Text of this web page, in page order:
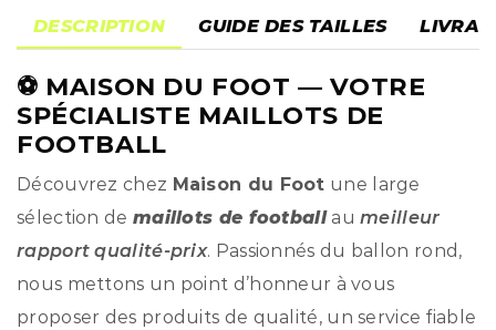
DESCRIPTION GUIDE DES TAILLES
⚽ MAISON DU FOOT — VOTRE
SPÉCIALISTE MAILLOTS DE
FOOTBALL
Découvrez chez Maison du Foot une large
sélection de maillots de footballaumeilleur
rapport qualité-prix. Passionnés du ballon rond,
nous mettons un point d’honneur à vous
proposer des produits de qualité, un service fiable